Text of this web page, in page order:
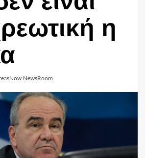
η
NewsRoom